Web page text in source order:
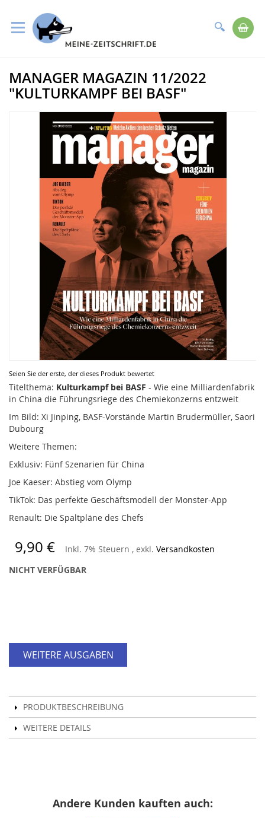
Suche
zum
Inhalt
Seien Sie der erste, der dieses Produkt bewertet
Titelthema: Kulturkampf bei BASF - Wie eine Milliardenfabrik
in China die Führungsriege des Chemiekonzerns entzweit
Im Bild: Xi Jinping, BASF-Vorstände Martin Brudermüller, Saori
Dubourg
Weitere Themen:
Exklusiv: Fünf Szenarien für China
Joe Kaeser: Abstieg vom Olymp
TikTok: Das perfekte Geschäftsmodell der Monster-App
Renault: Die Spaltpläne des Chefs
9,90 € Inkl. 7% Steuern , exkl. Versandkosten
NICHT VERFÜGBAR
WEITERE AUSGABEN
PRODUKTBESCHREIBUNG
WEITERE DETAILS
Zum
Ende
der
Bildergalerie
MANAGER MAGAZIN 11/2022
"KULTURKAMPF BEI BASF"
Zum
Anfang
der
springen
Andere Kunden kauften auch: